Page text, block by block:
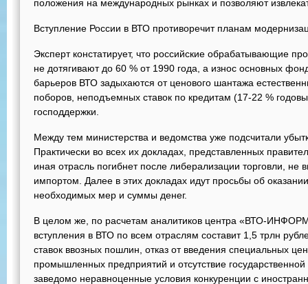
положения на международных рынках и позволяют
Вступление России в ВТО противоречит планам
Эксперт констатирует, что российские обрабатывающие
не дотягивают до 60 % от 1990 года, а износ основных
барьеров ВТО задыхаются от ценового шантажа
поборов, неподъемных ставок по кредитам (17-22 %
господдержки.
Между тем министерства и ведомства уже подсчитали
Практически во всех их докладах, представленных
иная отрасль погибнет после либерализации торговли, не
импортом. Далее в этих докладах идут просьбы об
необходимых мер и суммы денег.
В целом же, по расчетам аналитиков центра «ВТО-
вступления в ВТО по всем отраслям составит 1,5 трлн
ставок ввозных пошлин, отказ от введения специальных
промышленных предприятий и отсутствие государственной
заведомо неравноценные условия конкуренции с